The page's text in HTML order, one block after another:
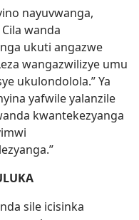
nayuvwanga,
wanda
ukuti angazwe
wangazwilizye umu
ukulondolola.” Ya
yafwile yalanzile
kwantekezyanga
sile icisinka